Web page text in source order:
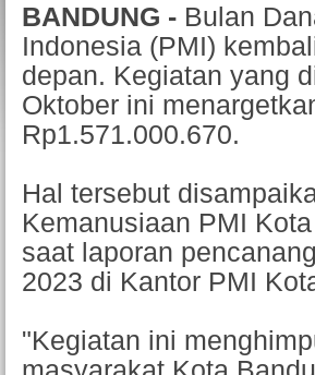
BANDUNG - Bulan
Indonesia (PMI)
depan. Kegiatan yang
Oktober ini
Rp1.571.000.670.
Hal tersebut
Kemanusiaan PMI
saat laporan
2023 di Kantor PMI
"Kegiatan ini